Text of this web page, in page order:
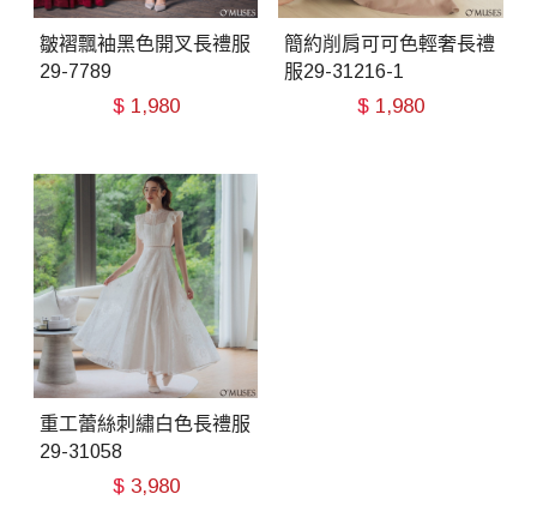
皺褶飄袖黑色開叉長禮服
29-7789
$ 1,980
簡約削肩可可色輕奢長禮
服29-31216-1
$ 1,980
重工蕾絲刺繡白色長禮服
29-31058
$ 3,980